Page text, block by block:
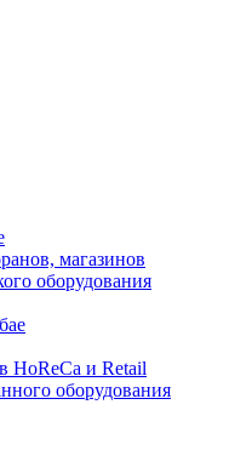
магазинов
оборудования
HoReCa и Retail
оборудования